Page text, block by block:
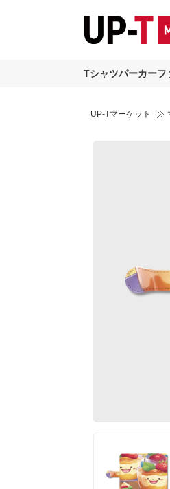
Tシャツパーカーフ
UP-Tマーケット